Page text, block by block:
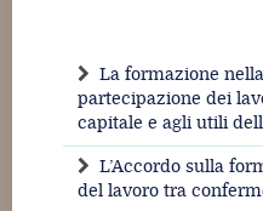
La formazione
partecipazione dei
capitale e agli utili
L’Accordo sulla
del lavoro tra